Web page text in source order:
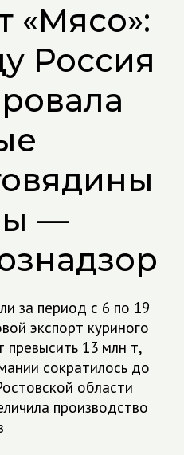
«Мясо»:
Россия
—
за период с 6 по 19
экспорт куриного
превысить 13 млн т,
сократилось до
области
производство